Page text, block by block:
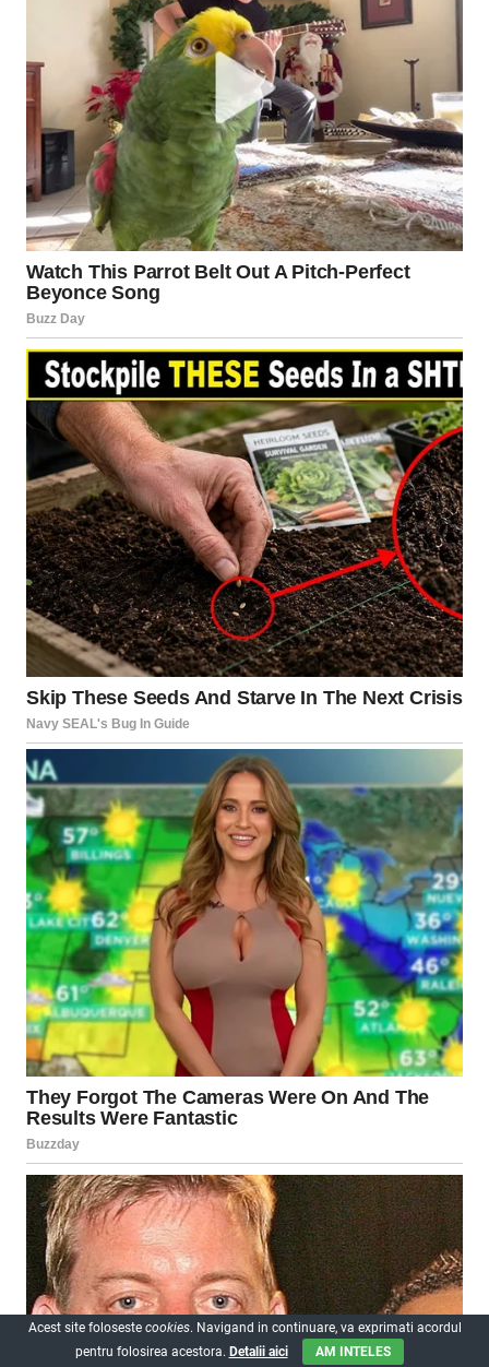
Acest site foloseste cookies. Navigand in continuare, va exprimati acordul
pentru folosirea acestora. Detalii aici AM INTELES